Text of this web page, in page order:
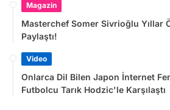
Magazin
Masterchef Somer Sivrioğlu Yıllar
Paylaştı!
Video
Onlarca Dil Bilen Japon İnternet
Futbolcu Tarık Hodzic'le Karşılaştı